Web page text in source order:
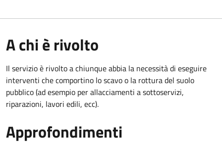
A chi è rivolto
Il servizio è rivolto a chiunque abbia la necessità di eseguire
interventi che comportino lo scavo o la rottura del suolo
pubblico (ad esempio per allacciamenti a sottoservizi,
riparazioni, lavori edili, ecc).
Approfondimenti